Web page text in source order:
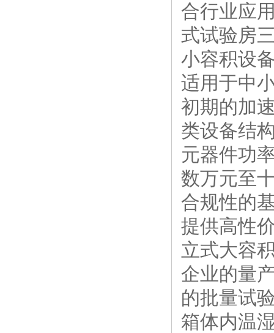
合行业应
式试验房
小容积设
适用于中
初期的加
类设备结
元器件功
数万元至
合规性的
提供高性
立式大容
企业的量
的批量试
箱体内温